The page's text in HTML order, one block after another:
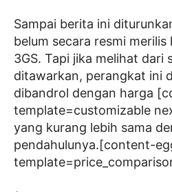
Sampai berita ini
belum secara resmi
3GS. Tapi jika melihat dari
ditawarkan, perangkat ini
dibandrol dengan harga
template=customizable
yang kurang lebih sama
pendahulunya.[content-